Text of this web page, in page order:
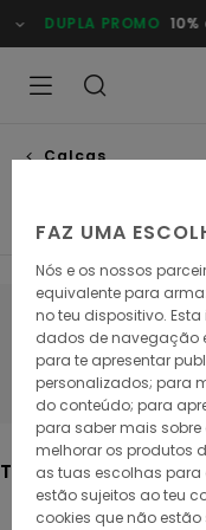
para
a
produtos
10% de desconto
Calças
Fica atento/
breve
Também poderás
FAZ UMA
Nós e os nossos
equivalente para
no teu dispositivo.
dados de navegação
para te apresentar
personalizados; para
do conteúdo; para
para saber mais sobre
melhorar os produtos
as tuas escolhas para
estão sujeitos ao teu
cookies que não